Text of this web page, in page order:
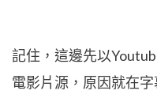
記住，這邊先以
電影片源，原因就在